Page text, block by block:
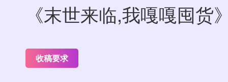
《末世来临,我嘎嘎囤货
收稿要求